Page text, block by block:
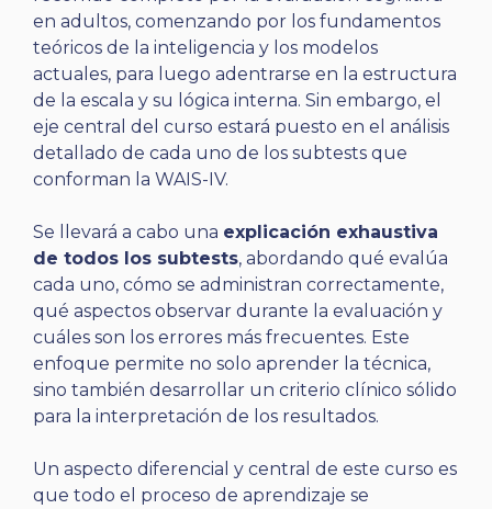
en adultos, comenzando por los fundamentos
teóricos de la inteligencia y los modelos
actuales, para luego adentrarse en la estructura
de la escala y su lógica interna. Sin embargo, el
eje central del curso estará puesto en el análisis
detallado de cada uno de los subtests que
conforman la WAIS-IV.
Se llevará a cabo una explicación exhaustiva
de todos los subtests, abordando qué evalúa
cada uno, cómo se administran correctamente,
qué aspectos observar durante la evaluación y
cuáles son los errores más frecuentes. Este
enfoque permite no solo aprender la técnica,
sino también desarrollar un criterio clínico sólido
para la interpretación de los resultados.
Un aspecto diferencial y central de este curso es
que todo el proceso de aprendizaje se